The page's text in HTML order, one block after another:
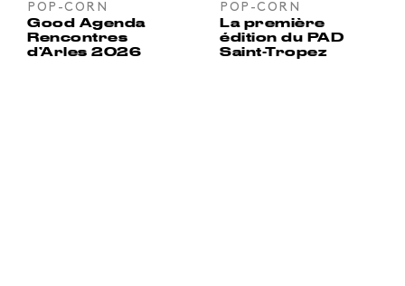
POP-CORN
Good Agenda
Rencontres
d’Arles 2026
POP-CORN
La première
édition du PAD
Saint-Tropez